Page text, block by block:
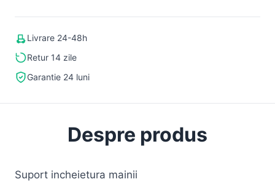
Livrare 24-48h
Retur 14 zile
Garantie 24 luni
Despre produs
Suport incheietura mainii